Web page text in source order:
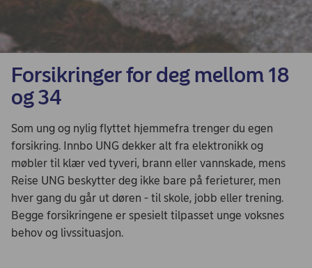
Forsikringer for deg mellom 18
og 34
Som ung og nylig flyttet hjemmefra trenger du egen
forsikring. Innbo UNG dekker alt fra elektronikk og
møbler til klær ved tyveri, brann eller vannskade, mens
Reise UNG beskytter deg ikke bare på ferieturer, men
hver gang du går ut døren - til skole, jobb eller trening.
Begge forsikringene er spesielt tilpasset unge voksnes
behov og livssituasjon.